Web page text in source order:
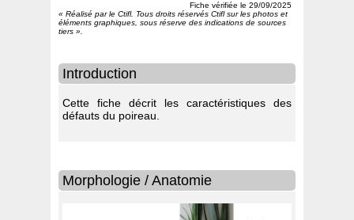
Fiche vérifiée le 29/09/2025
« Réalisé par le Ctifl. Tous droits réservés Ctifl sur les photos et
éléments graphiques, sous réserve des indications de sources
tiers ».
Introduction
Cette fiche décrit les caractéristiques des
défauts du poireau.
Morphologie / Anatomie